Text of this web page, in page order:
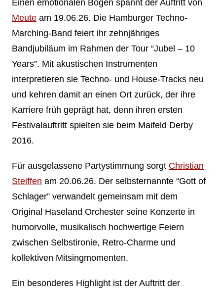
Einen emotionalen Bogen spannt der Auftritt von
Meuteam 19.06.26. Die Hamburger Techno-
Marching-Band feiert ihr zehnjähriges
Bandjubiläum im Rahmen der Tour “Jubel – 10
Years”. Mit akustischen Instrumenten
interpretieren sie Techno- und House-Tracks neu
und kehren damit an einen Ort zurück, der ihre
Karriere früh geprägt hat, denn ihren ersten
Festivalauftritt spielten sie beim Maifeld Derby
2016.
Für ausgelassene Partystimmung sorgt Christian
Steiffen am 20.06.26. Der selbsternannte “Gott of
Schlager” verwandelt gemeinsam mit dem
Original Haseland Orchester seine Konzerte in
humorvolle, musikalisch hochwertige Feiern
zwischen Selbstironie, Retro-Charme und
kollektiven Mitsingmomenten.
Ein besonderes Highlight ist der Auftritt der